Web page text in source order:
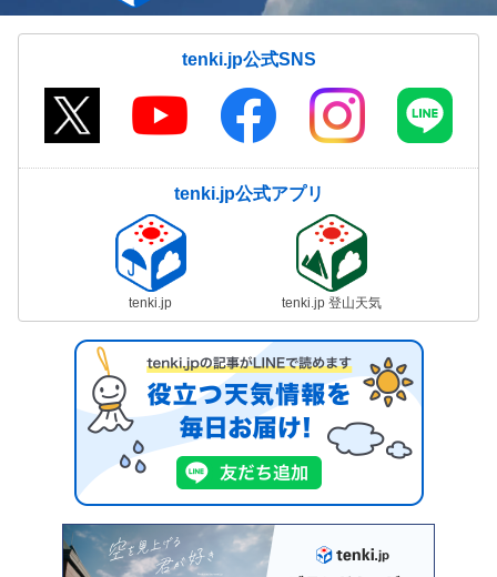
tenki.jp公式SNS
tenki.jp公式アプリ
tenki.jp tenki.jp 登山天気